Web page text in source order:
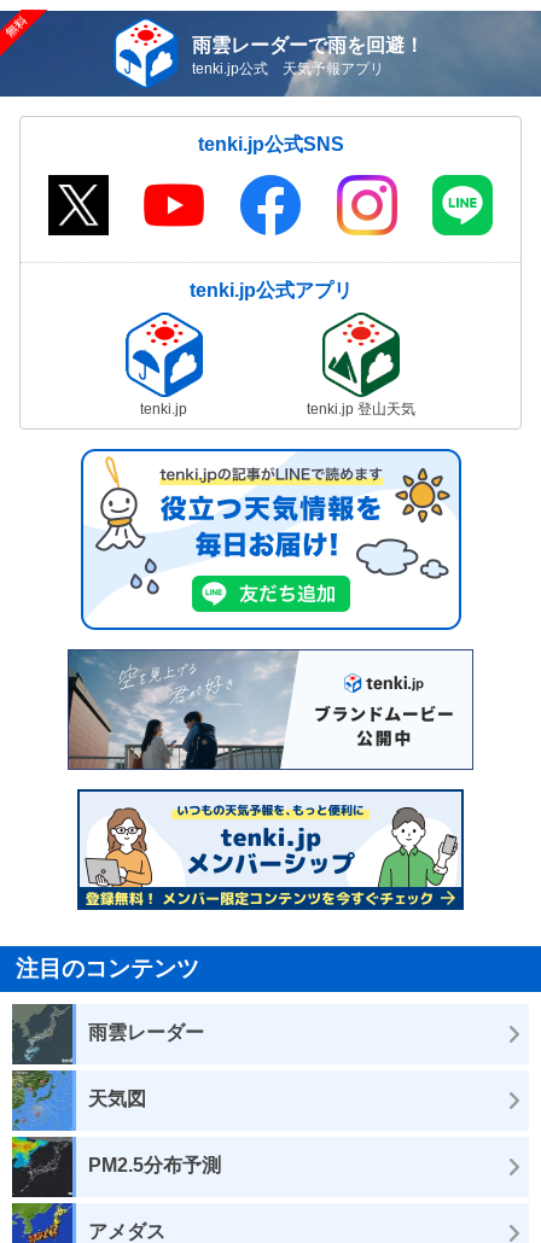
雨雲レーダーで雨を回避！
tenki.jp公式 天気予報アプリ
tenki.jp公式SNS
tenki.jp公式アプリ
tenki.jp tenki.jp 登山天気
注目のコンテンツ
雨雲レーダー
天気図
PM2.5分布予測
アメダス